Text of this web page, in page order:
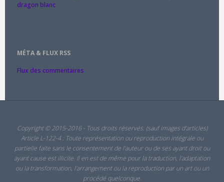
dragon blanc
MÉTA & FLUX RSS
Flux des commentaires
Copyright © 2015-2016 - Tous droits réservés. (sauf images d'articles)
Article L-122-4 : Toute représentation ou reproduction intégrale ou
partielle faite sans le consentement de l'auteur ou de ses ayant droit ou
ayant cause est illicite. Il en est de même pour la traduction, l'adaptation
ou la transformation, l'arrangement ou la reproduction par un art ou un
procédé quelconque.